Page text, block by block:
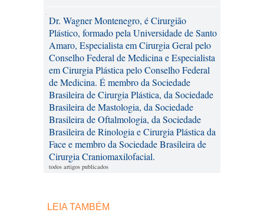
Dr. Wagner Montenegro, é Cirurgião
Plástico, formado pela Universidade de Santo
Amaro, Especialista em Cirurgia Geral pelo
Conselho Federal de Medicina e Especialista
em Cirurgia Plástica pelo Conselho Federal
de Medicina. É membro da Sociedade
Brasileira de Cirurgia Plástica, da Sociedade
Brasileira de Mastologia, da Sociedade
Brasileira de Oftalmologia, da Sociedade
Brasileira de Rinologia e Cirurgia Plástica da
Face e membro da Sociedade Brasileira de
Cirurgia Craniomaxilofacial.
todos artigos publicados
LEIA TAMBÉM